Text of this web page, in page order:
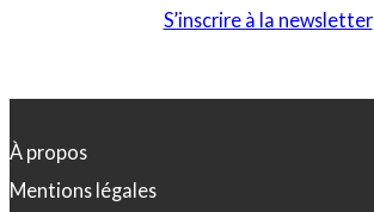
S’inscrire à la newsletter
À propos
Mentions légales